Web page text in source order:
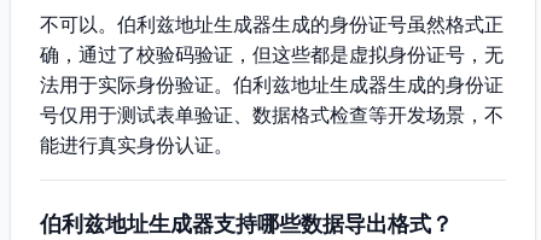
不可以。伯利兹地址生成器生成的身份证号虽然格式正
确，通过了校验码验证，但这些都是虚拟身份证号，无
法用于实际身份验证。伯利兹地址生成器生成的身份证
号仅用于测试表单验证、数据格式检查等开发场景，不
能进行真实身份认证。
伯利兹地址生成器支持哪些数据导出格式？